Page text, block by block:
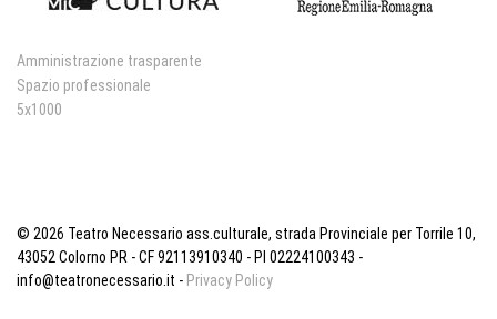
Amministrazione trasparente
Spazio professionale
5x1000
© 2026 Teatro Necessario ass.culturale, strada Provinciale per Torrile 10,
43052 Colorno PR - CF 92113910340 - PI 02224100343 -
info@teatronecessario.it - Privacy Policy